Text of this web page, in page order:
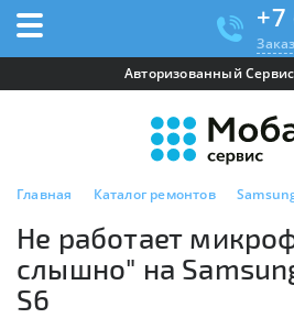
+7
Авторизованный
Главная Каталог ремонтов
Не работает
слышно" на
S6